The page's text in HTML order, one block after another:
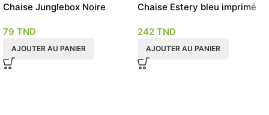
Chaise Junglebox Noire
79 TND
AJOUTER AU PANIER
Chaise Estery bleu imprimé
242 TND
AJOUTER AU PANIER